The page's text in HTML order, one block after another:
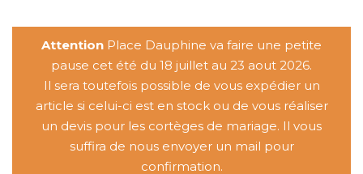
Attention Place Dauphine va faire une petite
pause cet été du 18 juillet au 23 aout 2026.
Il sera toutefois possible de vous expédier un
article si celui-ci est en stock ou de vous réaliser
un devis pour les cortèges de mariage. Il vous
suffira de nous envoyer un mail pour
confirmation.